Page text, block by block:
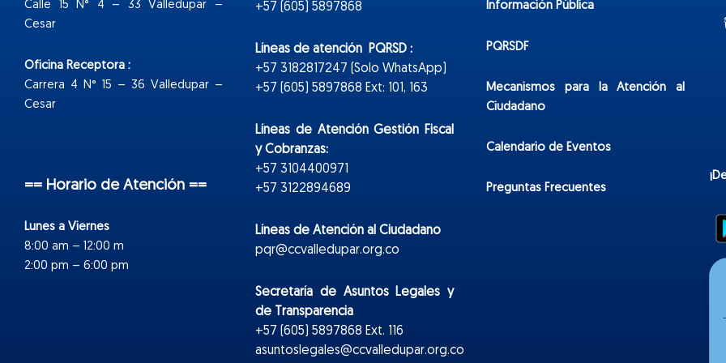
Calle 15 N° 4 – 33 Valledupar –
Cesar
Oficina Receptora :
Carrera 4 N° 15 – 36 Valledupar –
Cesar
== Horario de Atención ==
Lunes a Viernes
8:00 am – 12:00 m
2:00 pm – 6:00 pm
+57 (605) 5897868
Líneas de atención PQRSD :
+57 3182817247 (Solo WhatsApp)
+57 (605) 5897868 Ext: 101, 163
Líneas de Atención Gestión Fiscal
y Cobranzas:
+57 3104400971
+57 3122894689
Líneas de Atención al Ciudadano
pqr@ccvalledupar.org.co
Secretaría de Asuntos Legales y
de Transparencia
+57 (605) 5897868 Ext. 116
asuntoslegales@ccvalledupar.org.co
Información Pública
PQRSDF
Mecanismos para la Atención al
Ciudadano
Calendario de Eventos
Preguntas Frecuentes